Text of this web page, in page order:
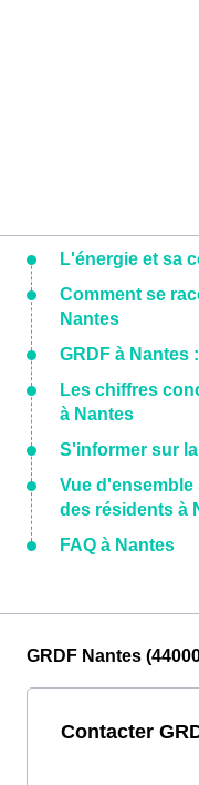
L'énergie et sa
Comment se
Nantes
GRDF à Nantes
Les chiffres
à Nantes
S'informer sur
Vue
des résidents à
FAQ à Nantes
GRDF Nantes
Contacter